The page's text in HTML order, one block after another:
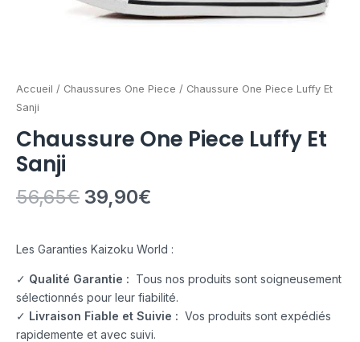
Accueil / Chaussures One Piece / Chaussure One Piece Luffy Et
Sanji
Chaussure One Piece Luffy Et
Sanji
56,65€ 39,90€
Les Garanties Kaizoku World :
✓ Qualité Garantie : Tous nos produits sont soigneusement
sélectionnés pour leur fiabilité.
✓ Livraison Fiable et Suivie : Vos produits sont expédiés
rapidemente et avec suivi.